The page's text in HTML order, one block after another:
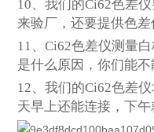
10、我们的Ci62色差
来验厂，还要提供色差
11、Ci62色差仪测量
是什么原因，你们能
12、我们的Ci62色差
天早上还能连接，下午